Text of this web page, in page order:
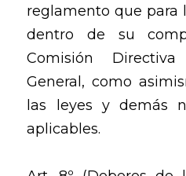
reglamento que para
dentro de su
Comisión
General, como
las leyes y demás
aplicables.